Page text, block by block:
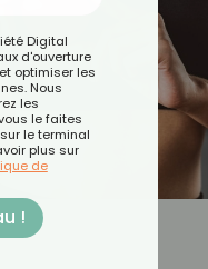
Digital
d'ouverture
optimiser les
Nous
les
le faites
le terminal
plus sur
de
!